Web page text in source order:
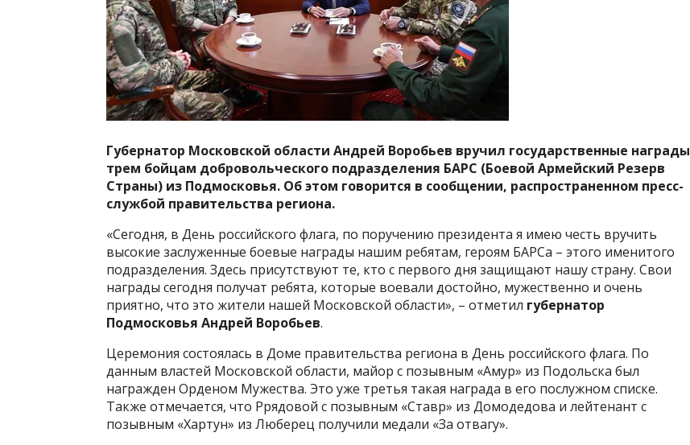
Губернатор Московской области Андрей Воробьев вручил государственные награды
трем бойцам добровольческого подразделения БАРС (Боевой Армейский Резерв
Страны) из Подмосковья. Об этом говорится в сообщении, распространенном пресс-
службой правительства региона.
«Сегодня, в День российского флага, по поручению президента я имею честь вручить
высокие заслуженные боевые награды нашим ребятам, героям БАРСа – этого именитого
подразделения. Здесь присутствуют те, кто с первого дня защищают нашу страну. Свои
награды сегодня получат ребята, которые воевали достойно, мужественно и очень
приятно, что это жители нашей Московской области», – отметил губернатор
Подмосковья Андрей Воробьев.
Церемония состоялась в Доме правительства региона в День российского флага. По
данным властей Московской области, майор с позывным «Амур» из Подольска был
награжден Орденом Мужества. Это уже третья такая награда в его послужном списке.
Также отмечается, что Ррядовой с позывным «Ставр» из Домодедова и лейтенант с
позывным «Хартун» из Люберец получили медали «За отвагу».